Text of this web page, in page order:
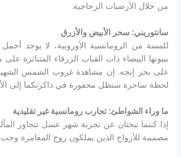
من خلال الأرضيات الزجاجية.
سانتوريني: سحر الأبيض والأزرق
للمسة من الرومانسية الأوروبية، لا يوجد
ببيوتها البيضاء ذات القباب الزرقاء المتناثرة
على بحر إيجه. إن مشاهدة غروب الشمس
لحظة ساحرة ستظل محفورة في ذاكرتكما إلى
ما وراء الشواطئ: تجارب رومانسية غير تقليدية
إذا كنتما تبحثان عن تجربة شهر عسل تتجاوز
مصممة للأزواج الذين يملكون روح المغامرة